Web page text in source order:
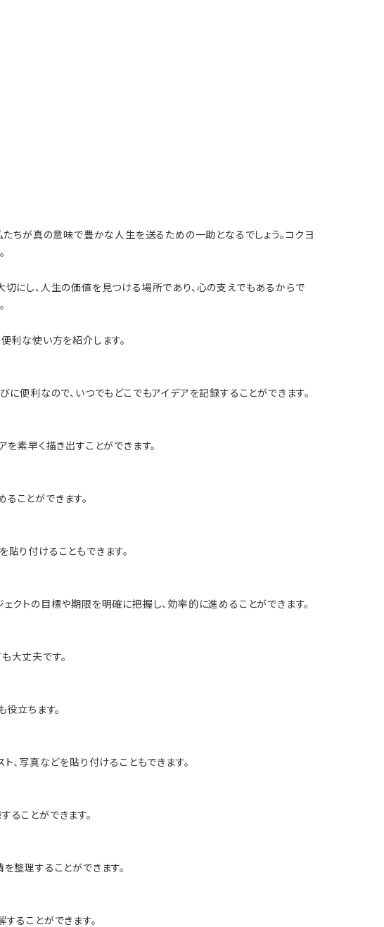
ちが真の意味で豊かな人生を送るための一助となるでしょう。コクヨ
にし、人生の価値を見つける場所であり、心の支えでもあるからで
利な使い方を紹介します。
便利なので、いつでもどこでもアイデアを記録することができます。
素早く描き出すことができます。
ことができます。
り付けることもできます。
クトの目標や期限を明確に把握し、効率的に進めることができます。
大丈夫です。
立ちます。
、写真などを貼り付けることもできます。
ることができます。
整理することができます。
ることができます。